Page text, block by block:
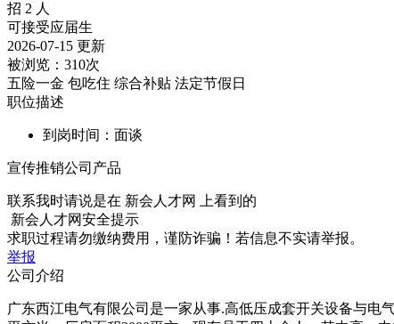
招 2 人
可接受应届生
2026-07-15 更新
被浏览： 310次
五险一金 包吃住 综合补贴 法定节假日
职位描述
到岗时间：面谈
宣传推销公司产品
联系我时请说是在 新会人才网
上看到的
新会人才网安全提示
求职过程请勿缴纳费用，谨防诈骗！若信息不实请举报。
举报
公司介绍
广东西江电气有限公司是一家从事.高低压成套开关设备与电